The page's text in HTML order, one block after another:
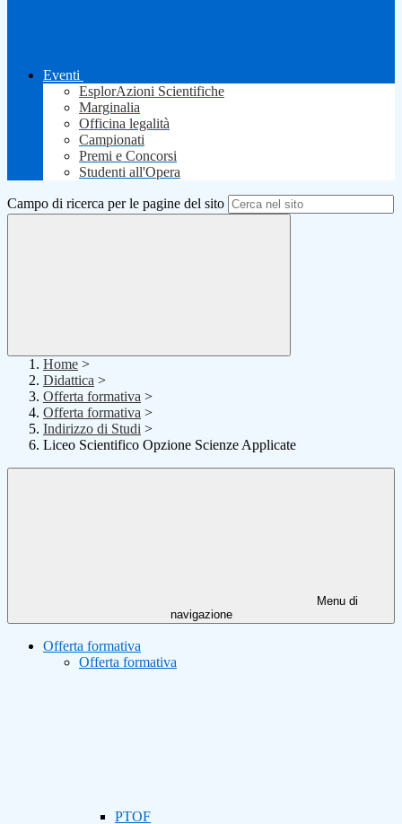
Eventi
EsplorAzioni Scientifiche
Marginalia
Officina legalità
Campionati
Premi e Concorsi
Studenti all'Opera
Campo di ricerca per le pagine del sito
Home >
Didattica >
Offerta formativa >
Offerta formativa >
Indirizzo di Studi >
Liceo Scientifico Opzione Scienze Applicate
Menu di
navigazione
Offerta formativa
Offerta formativa
PTOF